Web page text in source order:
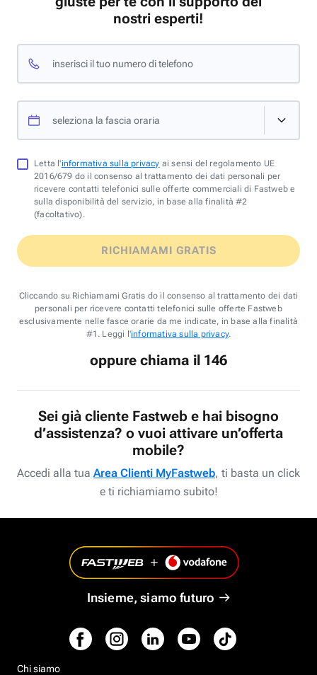
nostri esperti!
inserisci il tuo numero di telefono
seleziona la fascia oraria
Letta l'informativa sulla privacy ai sensi del regolamento UE
2016/679 do il consenso al trattamento dei dati personali per
ricevere contatti telefonici sulle offerte commerciali di Fastweb e
sulla disponibilità del servizio, in base alla finalità #2
(facoltativo).
RICHIAMAMI GRATIS
Cliccando su Richiamami Gratis do il consenso al trattamento dei dati
personali per ricevere contatti telefonici sulle offerte Fastweb
esclusivamente nelle fasce orarie da me indicate, in base alla finalità
#1. Leggi l'informativa sulla privacy.
oppure chiama il 146
Sei già cliente Fastweb e hai bisogno
d’assistenza? o vuoi attivare un’offerta
mobile?
Accedi alla tua Area Clienti MyFastweb, ti basta un click
e ti richiamiamo subito!
Insieme, siamo futuro
Chi siamo